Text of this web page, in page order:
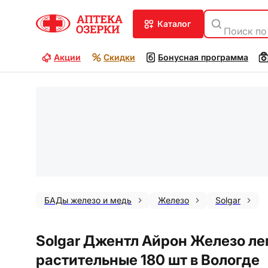
каталог
Поиск
Акции Скидки Бонусная программа
БАДы железо и медь Железо Solgar
Solgar Джентл Айрон Железо
растительные 180 шт в Вологде